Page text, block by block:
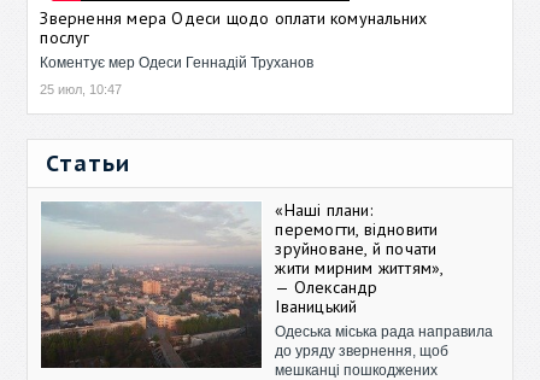
Звернення мера Одеси щодо оплати комунальних
послуг
Коментує мер Одеси Геннадій Труханов
25 июл, 10:47
Статьи
«Наші плани:
перемогти, відновити
зруйноване, й почати
жити мирним життям»,
— Олександр
Іваницький
Одеська міська рада направила
до уряду звернення, щоб
мешканці пошкоджених